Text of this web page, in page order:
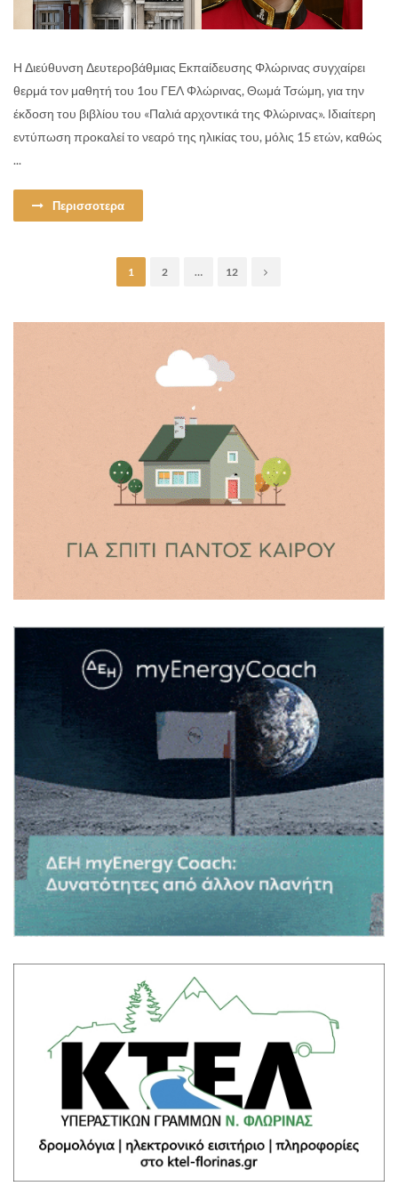
Η Διεύθυνση Δευτεροβάθμιας Εκπαίδευσης Φλώρινας συγχαίρει
θερμά τον μαθητή του 1ου ΓΕΛ Φλώρινας, Θωμά Τσώμη, για την
έκδοση του βιβλίου του «Παλιά αρχοντικά της Φλώρινας». Ιδιαίτερη
εντύπωση προκαλεί το νεαρό της ηλικίας του, μόλις 15 ετών, καθώς
...
Περισσοτερα
1 2 … 12